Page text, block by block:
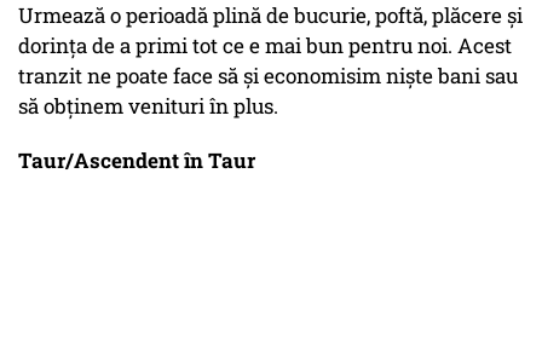
Urmează o perioadă plină de bucurie, poftă, plăcere și
dorința de a primi tot ce e mai bun pentru noi. Acest
tranzit ne poate face să și economisim niște bani sau
să obținem venituri în plus.
Taur/Ascendent în Taur